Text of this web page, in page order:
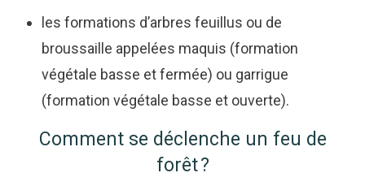
les formations d’arbres feuillus ou de
broussaille appelées maquis (formation
végétale basse et fermée) ou garrigue
(formation végétale basse et ouverte).
Comment se déclenche un feu de
forêt ?